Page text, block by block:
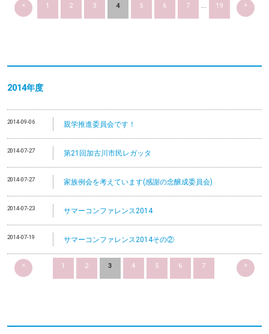
< 1 2 3 4 5 6 7 ... 19 >
2014年度
2014-09-06 親学推進委員会です！
2014-07-27 第21回加古川市民レガッタ
2014-07-27 家族例会を考えています(感謝の念醸成委員会)
2014-07-23 サマーコンファレンス2014
2014-07-19 サマーコンファレンス2014その②
< 1 2 3 4 5 6 7 >